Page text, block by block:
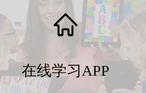
在线学习APP
在线学习APP